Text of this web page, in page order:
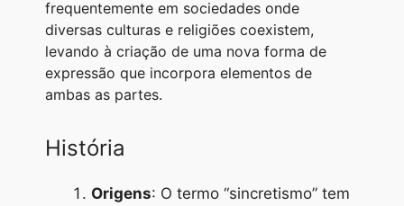
s
A
p
p
g
r
a
m
e
n
g
b
o
o
L
i
n
e
frequentemente em sociedades onde
diversas culturas e religiões coexistem,
levando à criação de uma nova forma de
expressão que incorpora elementos de
ambas as partes.
História
Origens: O termo “sincretismo” tem